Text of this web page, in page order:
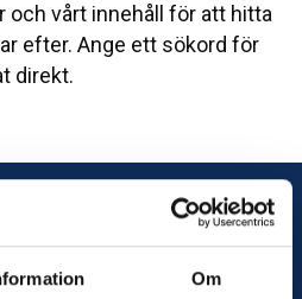
Om
och vårt innehåll för att hitta
efter. Ange ett sökord för
direkt.
hästar – och erbjuder